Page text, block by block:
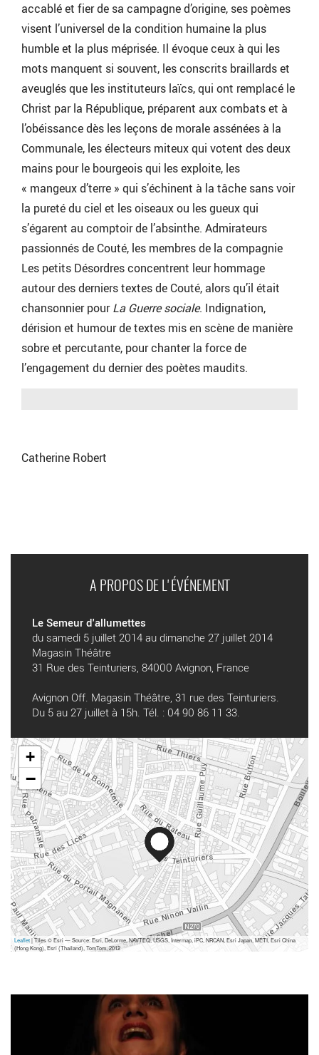
accablé et fier de sa campagne d’origine, ses poèmes
visent l’universel de la condition humaine la plus
humble et la plus méprisée. Il évoque ceux à qui les
mots manquent si souvent, les conscrits braillards et
aveuglés que les instituteurs laïcs, qui ont remplacé le
Christ par la République, préparent aux combats et à
l’obéissance dès les leçons de morale assénées à la
Communale, les électeurs miteux qui votent des deux
mains pour le bourgeois qui les exploite, les
« mangeux d’terre » qui s’échinent à la tâche sans voir
la pureté du ciel et les oiseaux ou les gueux qui
s’égarent au comptoir de l’absinthe. Admirateurs
passionnés de Couté, les membres de la compagnie
Les petits Désordres concentrent leur hommage
autour des derniers textes de Couté, alors qu’il était
chansonnier pourLa Guerre sociale. Indignation,
dérision et humour de textes mis en scène de manière
sobre et percutante, pour chanter la force de
l’engagement du dernier des poètes maudits.
Catherine Robert
A PROPOS DE L'ÉVÉNEMENT
Le Semeur d'allumettes
du samedi 5 juillet 2014 au dimanche 27 juillet 2014
Magasin Théâtre
31 Rue des Teinturiers, 84000 Avignon, France
Avignon Off. Magasin Théâtre, 31 rue des Teinturiers.
Du 5 au 27 juillet à 15h. Tél. : 04 90 86 11 33.
+
−
Leaflet| Tiles © Esri — Source: Esri, DeLorme, NAVTEQ, USGS, Intermap, iPC, NRCAN, Esri Japan, METI, Esri China
(Hong Kong), Esri (Thailand), TomTom, 2012